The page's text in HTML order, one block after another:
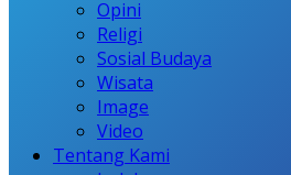
Opini
Religi
Sosial Budaya
Wisata
Image
Video
Tentang Kami